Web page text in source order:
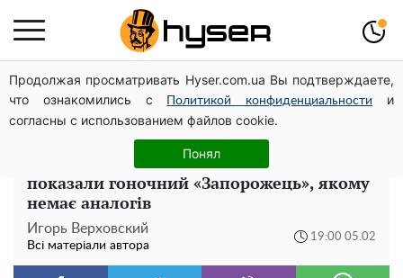
Продолжая просматривать Hyser.com.ua Вы подтверждаете,
что ознакомились с
Политикой конфиденциальности
и
согласны с использованием файлов cookie.
Понял
Дрони із націнкою: Олександр Конотопський вивів
мільйони оборонного бюджету через фіктивну фірму в
Естонії
Можна знімати у «Форсажі»: у мережі
показали гоночний «Запорожець», якому
немає аналогів
Игорь Верховский
Всі матеріали автора
19:00 05.02